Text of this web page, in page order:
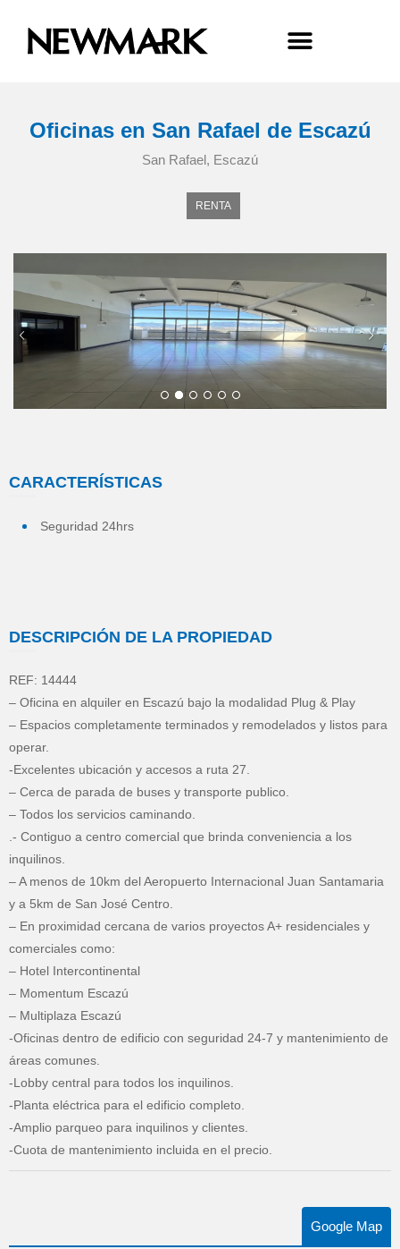
Oficinas en San Rafael de Escazú
San Rafael, Escazú
RENTA
CARACTERÍSTICAS
Seguridad 24hrs
DESCRIPCIÓN DE LA PROPIEDAD
REF: 14444
– Oficina en alquiler en Escazú bajo la modalidad Plug & Play
– Espacios completamente terminados y remodelados y listos para
operar.
-Excelentes ubicación y accesos a ruta 27.
– Cerca de parada de buses y transporte publico.
– Todos los servicios caminando.
.- Contiguo a centro comercial que brinda conveniencia a los
inquilinos.
– A menos de 10km del Aeropuerto Internacional Juan Santamaria
y a 5km de San José Centro.
– En proximidad cercana de varios proyectos A+ residenciales y
comerciales como:
– Hotel Intercontinental
– Momentum Escazú
– Multiplaza Escazú
-Oficinas dentro de edificio con seguridad 24-7 y mantenimiento de
áreas comunes.
-Lobby central para todos los inquilinos.
-Planta eléctrica para el edificio completo.
-Amplio parqueo para inquilinos y clientes.
-Cuota de mantenimiento incluida en el precio.
Google Map